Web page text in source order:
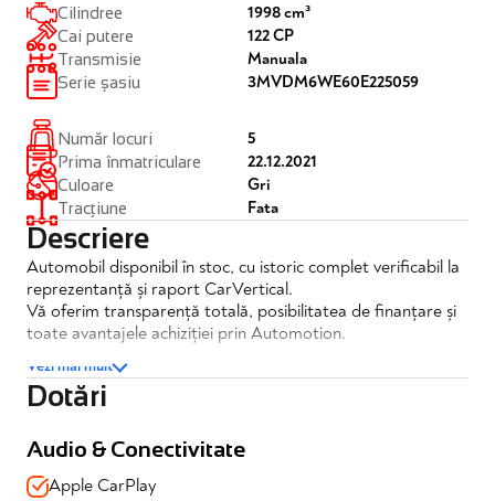
Cilindree
Cai putere
Transmisie
Serie șasiu
1998 cm³
122 CP
Manuala
3MVDM6WE60E225059
Număr locuri
Prima înmatriculare
Culoare
Tracțiune
5
22.12.2021
Gri
Fata
Descriere
Automobil disponibil în stoc, cu istoric complet verificabil la
reprezentanță și raport CarVertical.
Vă oferim transparență totală, posibilitatea de finanțare și
toate avantajele achiziției prin Automotion.
Mazda CX-30 2.0 Skyactiv
✔️Posibilitate finantare
Vezi mai mult
Dotări
Audio & Conectivitate
Apple CarPlay